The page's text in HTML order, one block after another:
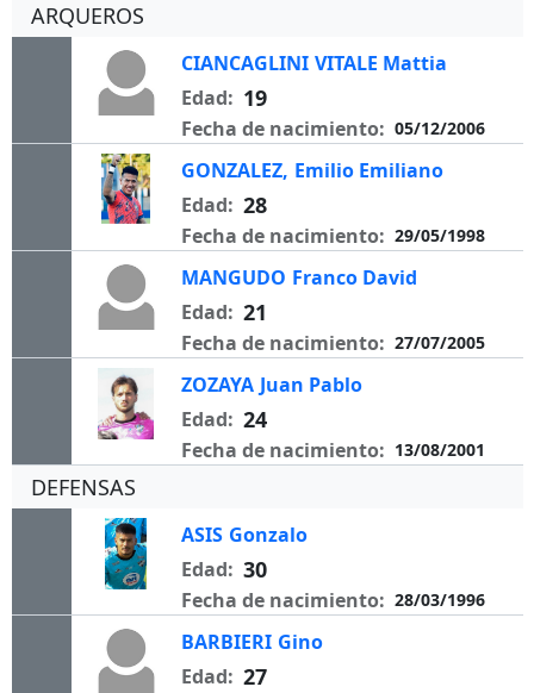
ARQUEROS
CIANCAGLINI VITALE Mattia
Edad: 19
Fecha de nacimiento: 05/12/2006
GONZALEZ, Emilio Emiliano
Edad: 28
Fecha de nacimiento: 29/05/1998
MANGUDO Franco David
Edad: 21
Fecha de nacimiento: 27/07/2005
ZOZAYA Juan Pablo
Edad: 24
Fecha de nacimiento: 13/08/2001
DEFENSAS
ASIS Gonzalo
Edad: 30
Fecha de nacimiento: 28/03/1996
BARBIERI Gino
Edad: 27